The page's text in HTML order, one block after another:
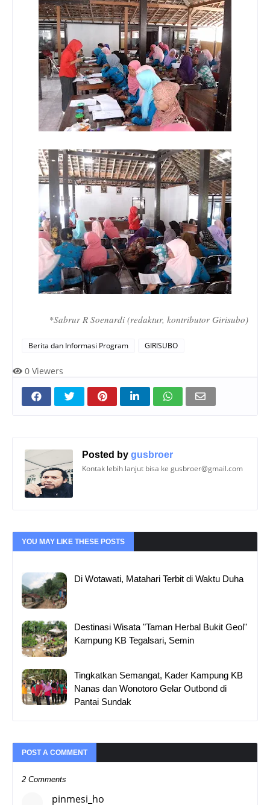
*Sabrur R Soenardi (redaktur, kontributor Girisubo)
Berita dan Informasi Program GIRISUBO
0 Viewers
Posted by gusbroer
Kontak lebih lanjut bisa ke gusbroer@gmail.com
YOU MAY LIKE THESE POSTS
Di Wotawati, Matahari Terbit di Waktu Duha
Destinasi Wisata "Taman Herbal Bukit Geol"
Kampung KB Tegalsari, Semin
Tingkatkan Semangat, Kader Kampung KB
Nanas dan Wonotoro Gelar Outbond di
Pantai Sundak
POST A COMMENT
2 Comments
pinmesi_ho